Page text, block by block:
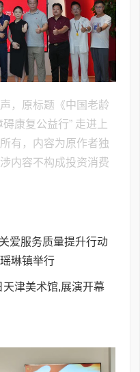
，原标题《中国老龄
康复公益行” 走进上
有，内容为原作者独
内容不构成投资消费
爱服务质量提升行动
琳镇举行
津美术馆,展演开幕